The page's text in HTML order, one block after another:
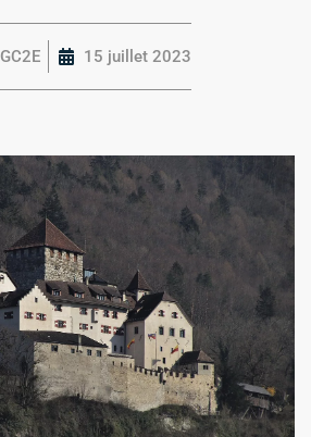
15 juillet 2023